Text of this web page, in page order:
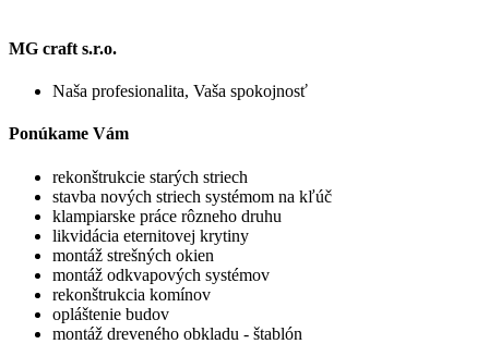
MG craft s.r.o.
Naša profesionalita, Vaša spokojnosť
Ponúkame Vám
rekonštrukcie starých striech
stavba nových striech systémom na kľúč
klampiarske práce rôzneho druhu
likvidácia eternitovej krytiny
montáž strešných okien
montáž odkvapových systémov
rekonštrukcia komínov
opláštenie budov
montáž dreveného obkladu - štablón